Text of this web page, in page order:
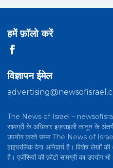
हमें फ़ॉलो करें
विज्ञापन ईमेल
The News of Israel –
सामग्री के अधिकार इज़राइली कानून के
उपयोग करते समय The News of
हाइपरलिंक देना अनिवार्य है। विशेष लेखों
है। एजेंसियों की फ़ोटो सामग्री का उपयोग